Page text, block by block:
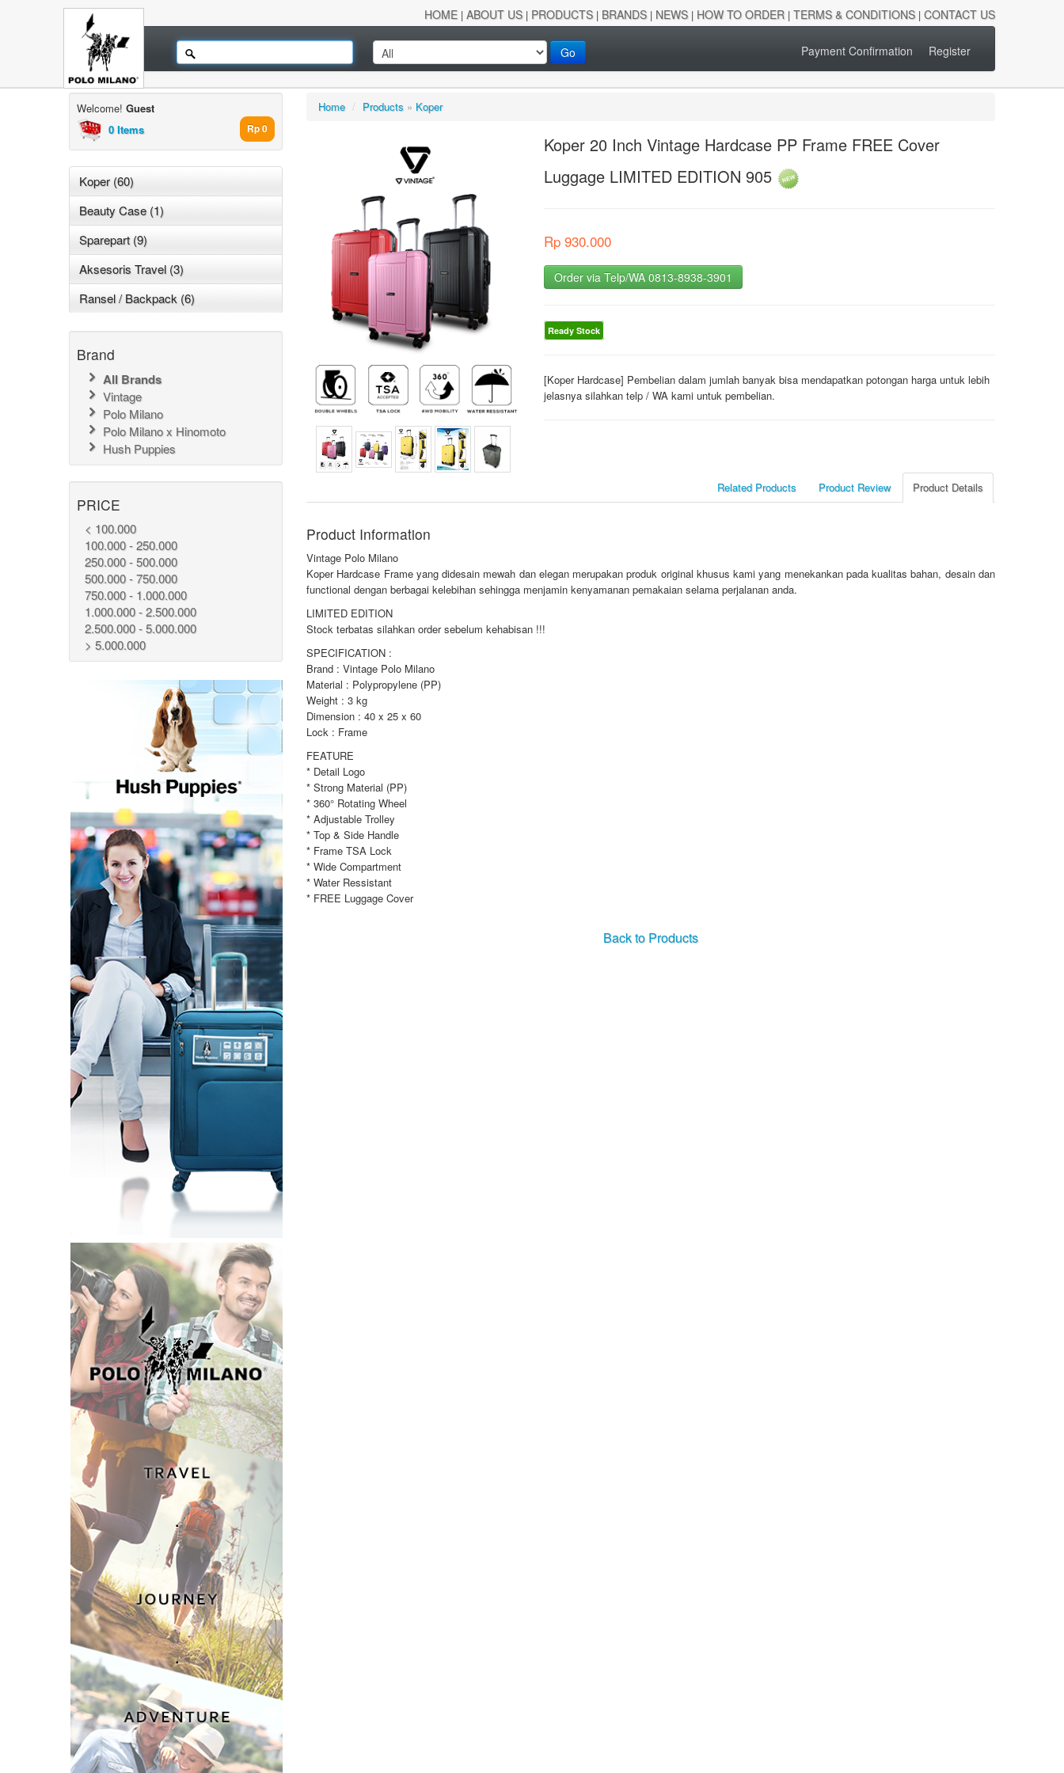
HOME | ABOUT US| PRODUCTS| BRANDS| NEWS| HOW TO ORDER | TERMS & CONDITIONS| CONTACT US
Go Payment Confirmation Register
Welcome! Guest
0 Items
Rp 0
Koper (60)
Beauty Case (1)
Sparepart (9)
Aksesoris Travel (3)
Ransel / Backpack (6)
Brand
All Brands
Vintage
Polo Milano
Polo Milano x Hinomoto
Hush Puppies
PRICE
< 100.000
100.000 - 250.000
250.000 - 500.000
500.000 - 750.000
750.000 - 1.000.000
1.000.000 - 2.500.000
2.500.000 - 5.000.000
> 5.000.000
Home / Products » Koper
Koper 20 Inch Vintage Hardcase PP Frame FREE Cover
Luggage LIMITED EDITION 905
Rp 930.000
Order via Telp/WA 0813-8938-3901
Ready Stock
[Koper Hardcase] Pembelian dalam jumlah banyak bisa mendapatkan potongan harga untuk lebih
jelasnya silahkan telp / WA kami untuk pembelian.
Product Details
Product Review
Related Products
Product Information
Vintage Polo Milano
Koper Hardcase Frame yang didesain mewah dan elegan merupakan produk original khusus kami yang menekankan pada kualitas bahan, desain dan
functional dengan berbagai kelebihan sehingga menjamin kenyamanan pemakaian selama perjalanan anda.
LIMITED EDITION
Stock terbatas silahkan order sebelum kehabisan !!!
SPECIFICATION :
Brand : Vintage Polo Milano
Material : Polypropylene (PP)
Weight : 3 kg
Dimension : 40 x 25 x 60
Lock : Frame
FEATURE
* Detail Logo
* Strong Material (PP)
* 360° Rotating Wheel
* Adjustable Trolley
* Top & Side Handle
* Frame TSA Lock
* Wide Compartment
* Water Ressistant
* FREE Luggage Cover
Back to Products